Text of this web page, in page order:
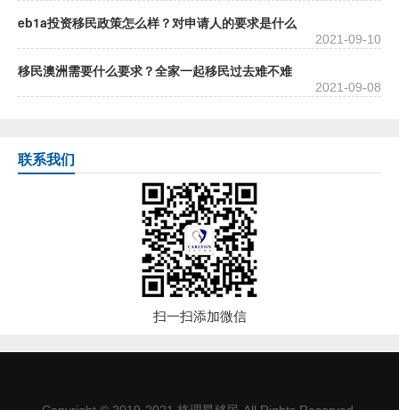
eb1a投资移民政策怎么样？对申请人的要求是什么
2021-09-10
移民澳洲需要什么要求？全家一起移民过去难不难
2021-09-08
联系我们
扫一扫添加微信